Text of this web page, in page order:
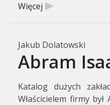
Więcej
Jakub Dolatowski
Abram
Katalog dużych
Właścicielem firmy